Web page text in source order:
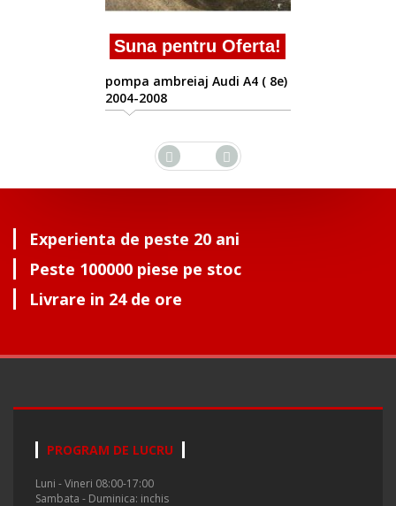
pompa ambreiaj
Experienta de peste 20 ani
Peste 100000 piese pe stoc
Livrare in 24 de ore
PROGRAM DE LUCRU
Luni - Vineri 08:00-17:00
Sambata - Duminica: inchis